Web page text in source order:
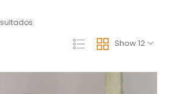
Show 12